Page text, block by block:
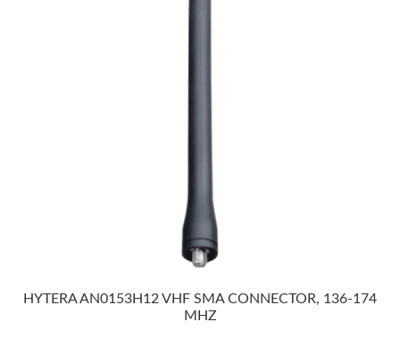
HYTERA AN0153H12 VHF SMA CONNECTOR, 136-174
MHZ